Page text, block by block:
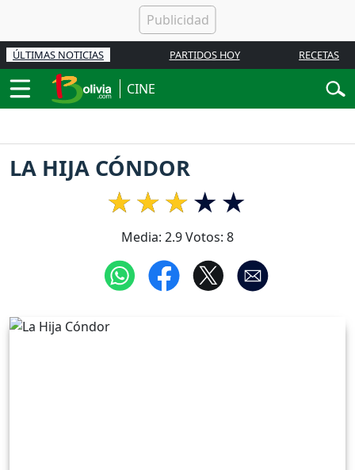
ÚLTIMAS NOTICIAS PARTIDOS HOY RECETAS
CINE
LA HIJA CÓNDOR
Media: 2.9Votos: 8